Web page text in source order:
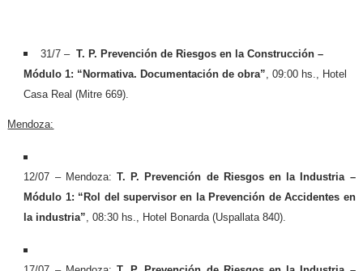
31/7 –T. P. Prevención de Riesgos en la Construcción –
Módulo 1: “Normativa. Documentación de obra”, 09:00 hs., Hotel
Casa Real (Mitre 669).
Mendoza:
12/07 – Mendoza:T. P. Prevención de Riesgos en la Industria –
Módulo 1: “Rol del supervisor en la Prevención de Accidentes en
la industria”, 08:30 hs., Hotel Bonarda (Uspallata 840).